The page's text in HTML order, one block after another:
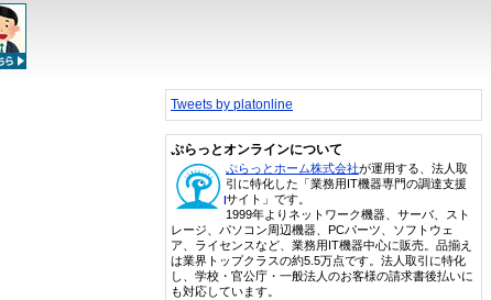
Tweets by platonline
ぷらっとオンラインについて
ぷらっとホーム株式会社が運用する、法人取
引に特化した「業務用IT機器専門の調達支援
サイト」です。
1999年よりネットワーク機器、サーバ、スト
レージ、パソコン周辺機器、PCパーツ、ソフトウェ
ア、ライセンスなど、業務用IT機器中心に販売。品揃え
は業界トップクラスの約5.5万点です。法人取引に特化
し、学校・官公庁・一般法人のお客様の請求書後払いに
も対応しています。